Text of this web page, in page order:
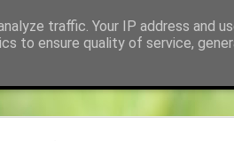
traffic. Your IP address and
to ensure quality of service,
St. Klemens in 7033